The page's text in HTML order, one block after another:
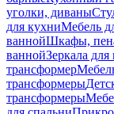
уголки, диваны
для кухниМебель
ваннойШкафы,
ваннойЗеркала для
трансформер
трансформеры
трансформеры